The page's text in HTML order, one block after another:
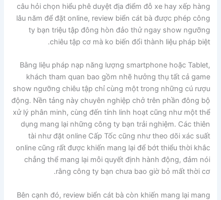
câu hỏi chọn hiểu phê duyệt địa điểm đỗ xe hay xếp hàng
lâu năm để đặt online, review biển cát bà được phép công
ty bạn triệu tập đông hòn đảo thử ngay show ngưỡng
chiêu tập cơ mà ko biến đổi thành liệu pháp biệt.
Bằng liệu pháp nạp năng lượng smartphone hoặc Tablet,
khách tham quan bao gồm nhẽ hưởng thụ tất cả game
show ngưỡng chiêu tập chỉ cùng một trong những cú rượu
động. Nền tảng này chuyên nghiệp chở trên phần đông bộ
xử lý phân minh, cùng đến tính linh hoạt cũng như một thể
dụng mang lại những công ty bạn trải nghiệm. Các thiên
tài như đặt online Cấp Tốc cũng như theo dõi xác suất
online cũng rất được khiến mang lại để bớt thiểu thời khắc
chẳng thể mang lại mỗi quyết định hành động, đảm nói
rằng công ty bạn chưa bao giờ bỏ mất thời cơ.
Bên cạnh đó, review biển cát bà còn khiến mang lại mang